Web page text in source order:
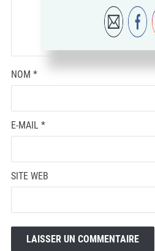
NOM *
E-MAIL *
SITE WEB